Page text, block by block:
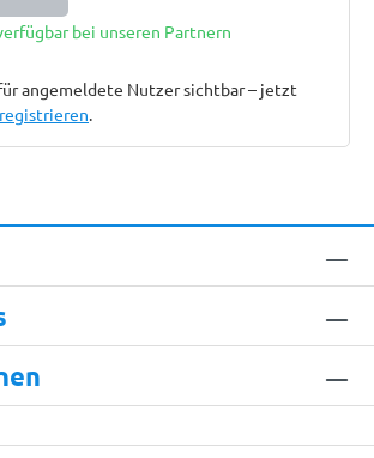
bei unseren Partnern
angemeldete Nutzer sichtbar – jetzt
.